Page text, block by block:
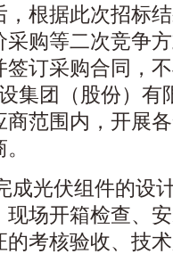
根据此次招标
购等二次竞争
订采购合同，
集团（股份）有
范围内，开展
成光伏组件的设
场开箱检查、
考核验收、技